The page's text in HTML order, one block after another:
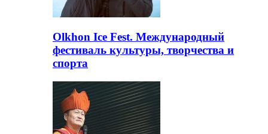
Olkhon Ice Fest. Международный
фестиваль культуры, творчества и
спорта